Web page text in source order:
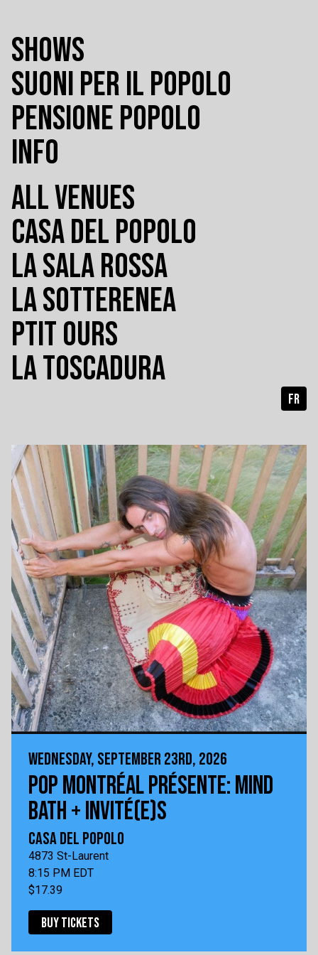
SHOWS
SUONI PER IL POPOLO
PENSIONE POPOLO
INFO
ALL VENUES
CASA DEL POPOLO
LA SALA ROSSA
LA SOTTERENEA
PTIT OURS
LA TOSCADURA
FR
WEDNESDAY, SEPTEMBER 23RD, 2026
POP MONTRÉAL PRÉSENTE: MIND
BATH + INVITÉ(E)S
CASA DEL POPOLO
4873 St-Laurent
8:15 PM EDT
$17.39
BUY TICKETS